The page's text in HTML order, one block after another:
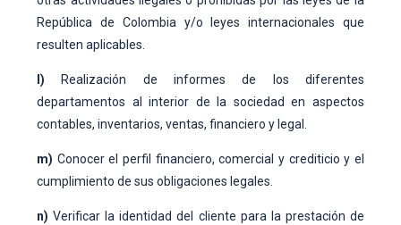
República de Colombia y/o leyes internacionales que
resulten aplicables.
l) Realización de informes de los diferentes
departamentos al interior de la sociedad en aspectos
contables, inventarios, ventas, financiero y legal.
m) Conocer el perfil financiero, comercial y crediticio y el
cumplimiento de sus obligaciones legales.
n) Verificar la identidad del cliente para la prestación de